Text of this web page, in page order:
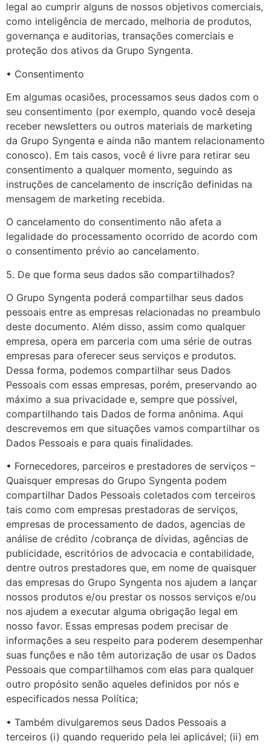
legal ao cumprir alguns de nossos objetivos comerciais,
como inteligência de mercado, melhoria de produtos,
governança e auditorias, transações comerciais e
proteção dos ativos da Grupo Syngenta.
• Consentimento
Em algumas ocasiões, processamos seus dados com o
seu consentimento (por exemplo, quando você deseja
receber newsletters ou outros materiais de marketing
da Grupo Syngenta e ainda não mantem relacionamento
conosco). Em tais casos, você é livre para retirar seu
consentimento a qualquer momento, seguindo as
instruções de cancelamento de inscrição definidas na
mensagem de marketing recebida.
O cancelamento do consentimento não afeta a
legalidade do processamento ocorrido de acordo com
o consentimento prévio ao cancelamento.
5. De que forma seus dados são compartilhados?
O Grupo Syngenta poderá compartilhar seus dados
pessoais entre as empresas relacionadas no preambulo
deste documento. Além disso, assim como qualquer
empresa, opera em parceria com uma série de outras
empresas para oferecer seus serviços e produtos.
Dessa forma, podemos compartilhar seus Dados
Pessoais com essas empresas, porém, preservando ao
máximo a sua privacidade e, sempre que possível,
compartilhando tais Dados de forma anônima. Aqui
descrevemos em que situações vamos compartilhar os
Dados Pessoais e para quais finalidades.
• Fornecedores, parceiros e prestadores de serviços –
Quaisquer empresas do Grupo Syngenta podem
compartilhar Dados Pessoais coletados com terceiros
tais como com empresas prestadoras de serviços,
empresas de processamento de dados, agencias de
análise de crédito /cobrança de dívidas, agências de
publicidade, escritórios de advocacia e contabilidade,
dentre outros prestadores que, em nome de quaisquer
das empresas do Grupo Syngenta nos ajudem a lançar
nossos produtos e/ou prestar os nossos serviços e/ou
nos ajudem a executar alguma obrigação legal em
nosso favor. Essas empresas podem precisar de
informações a seu respeito para poderem desempenhar
suas funções e não têm autorização de usar os Dados
Pessoais que compartilhamos com elas para qualquer
outro propósito senão aqueles definidos por nós e
especificados nessa Política;
• Também divulgaremos seus Dados Pessoais a
terceiros (i) quando requerido pela lei aplicável; (ii) em